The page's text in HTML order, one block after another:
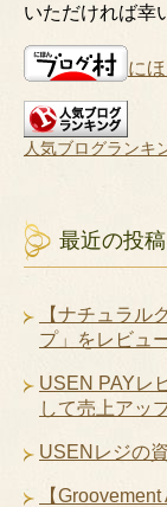
いただければ幸
に
人気ブログランキ
最近の投稿
【ナチュラル
プ」をレビュ
USEN PAYレ
して売上アッ
USENレジの
【